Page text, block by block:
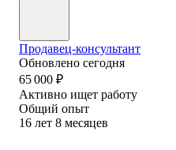
Продавец-консультант
Обновлено сегодня
65 000 ₽
Активно ищет работу
Общий опыт
16 лет 8 месяцев